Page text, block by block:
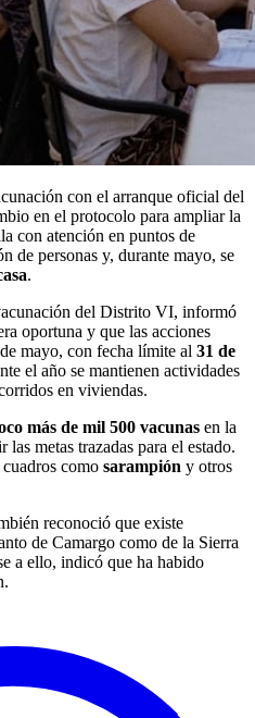
con el arranque oficial del
en el protocolo para ampliar la
con atención en puntos de
de personas y, durante mayo, se
.
del Distrito VI, informó
oportuna y que las acciones
mayo, con fecha límite al 31 de
el año se mantienen actividades
en viviendas.
más de mil 500 vacunas en la
metas trazadas para el estado.
como sarampión y otros
reconoció que existe
de Camargo como de la Sierra
a ello, indicó que ha habido